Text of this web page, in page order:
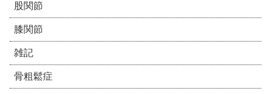
股関節
膝関節
雑記
骨粗鬆症